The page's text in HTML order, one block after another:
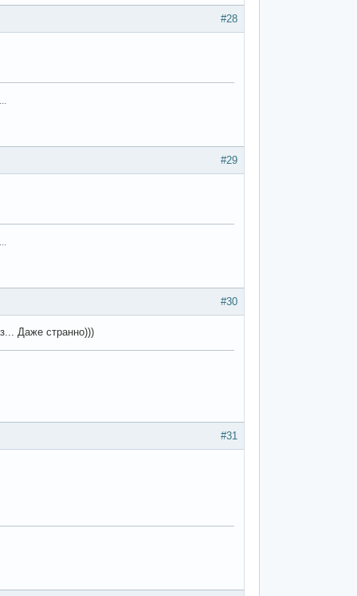
#28
#29
#30
Даже странно)))
#31